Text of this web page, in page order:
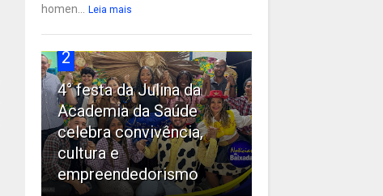
homen... Leia mais
2
4° festa da Julina da
Academia da Saúde
celebra convivência,
cultura e
empreendedorismo